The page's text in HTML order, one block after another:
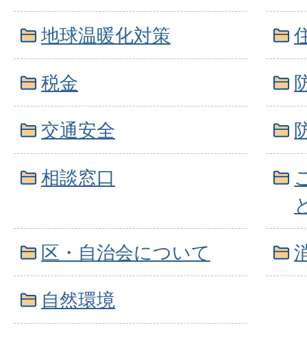
地球温暖化対策
税金
交通安全
相談窓口
区・自治会について
自然環境